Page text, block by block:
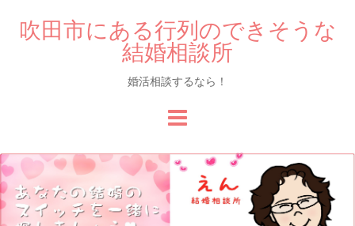
吹田市にある行列のできそうな
結婚相談所
婚活相談するなら！
to
content